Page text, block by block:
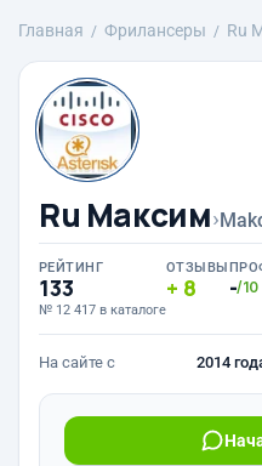
Главная Фрилансеры Ru
Ru Максим›
РЕЙТИНГ
133
№ 12 417 в каталоге
ОТЗЫВЫ
8 -/10
На сайте с 2014